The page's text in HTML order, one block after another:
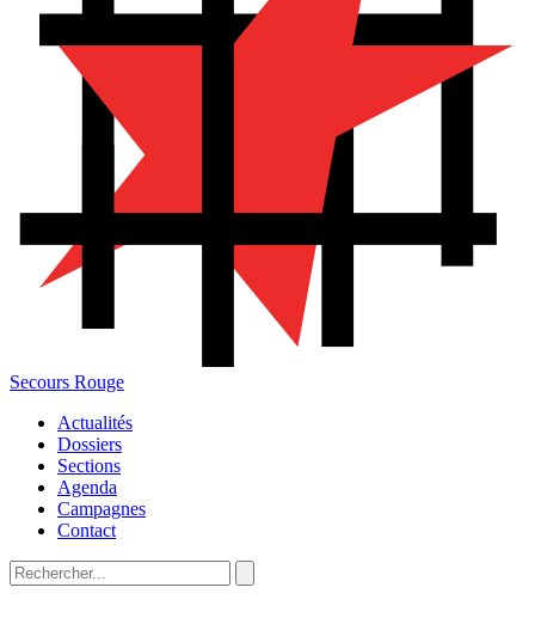
Secours Rouge
Actualités
Dossiers
Sections
Agenda
Campagnes
Contact